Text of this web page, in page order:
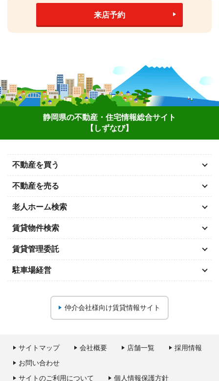
来店予約
静岡県の不動産・住宅情報総合サイト
【しずなび】
不動産を買う
不動産を売る
老人ホーム検索
賃貸物件検索
賃貸管理委託
駐車場経営
仲介会社様向け賃貸情報サイト
サイトマップ 会社概要 店舗一覧
採用情報
お問い合わせ
サイトのご利用について
個人情報保護方針